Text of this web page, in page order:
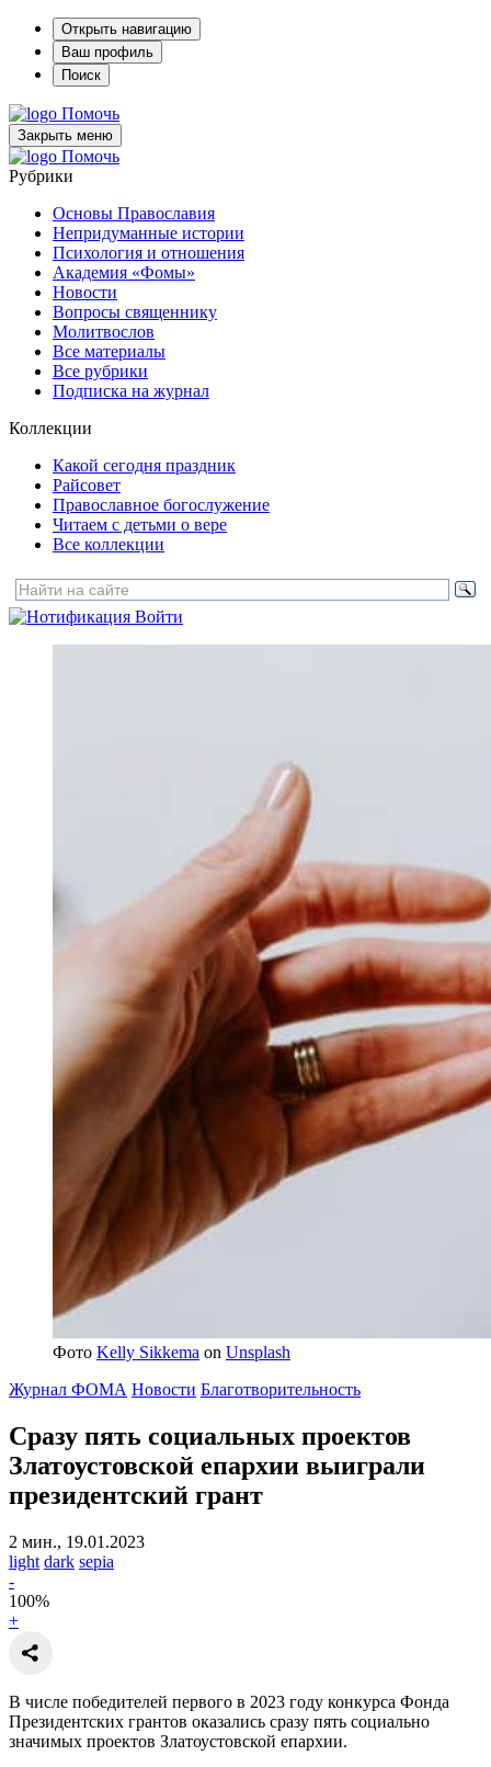
Открыть навигацию
Ваш профиль
Поиск
Помочь
Закрыть меню
Помочь
Рубрики
Основы Православия
Непридуманные истории
Психология и отношения
Академия «Фомы»
Новости
Вопросы священнику
Молитвослов
Все материалы
Все рубрики
Подписка на журнал
Коллекции
Какой сегодня праздник
Райсовет
Православное богослужение
Читаем с детьми о вере
Все коллекции
Войти
Фото Kelly Sikkema on Unsplash
Журнал ФОМА Новости Благотворительность
Сразу пять социальных проектов
Златоустовской епархии выиграли
президентский грант
2 мин., 19.01.2023
light dark sepia
-
100%
+
В числе победителей первого в 2023 году конкурса Фонда
Президентских грантов оказались сразу пять социально
значимых проектов Златоустовской епархии.